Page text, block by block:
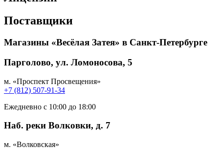
Поставщики
Магазины «Весёлая Затея» в Санкт-Петербурге
Парголово, ул. Ломоносова, 5
м. «Проспект Просвещения»
+7 (812) 507-91-34
Ежедневно с 10:00 до 18:00
Наб. реки Волковки, д. 7
м. «Волковская»